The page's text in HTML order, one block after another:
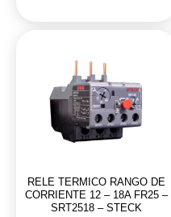
RELE TERMICO RANGO DE
CORRIENTE 12 – 18A FR25 –
SRT2518 – STECK